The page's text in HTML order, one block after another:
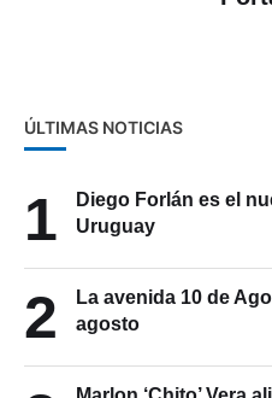
ÚLTIMAS NOTICIAS
1
Diego Forlán es el
2
La avenida 10 de